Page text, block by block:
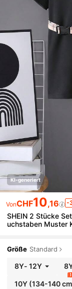
KI-generiert
VonCHF10,16 -
SHEIN 2 Stücke
uchstaben Muster
Größe Standard
8Y- 12Y
10Y(134-140